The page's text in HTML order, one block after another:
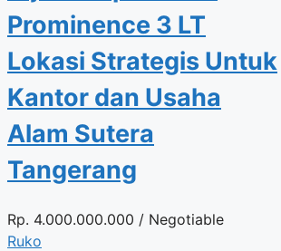
Prominence 3 LT
Lokasi Strategis Untuk
Kantor dan Usaha
Alam Sutera
Tangerang
Rp. 4.000.000.000 / Negotiable
Ruko